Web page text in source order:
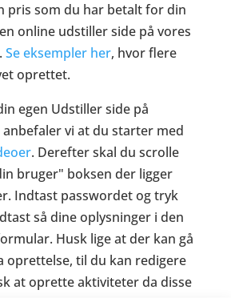
pris som du har betalt for din
online udstiller side på vores
Se eksempler her, hvor flere
oprettet.
egen Udstiller side på
vi at du starter med
. Derefter skal du scrolle
bruger" boksen der ligger
Indtast passwordet og tryk
så dine oplysninger i den
Husk lige at der kan gå
oprettelse, til du kan redigere
at oprette aktiviteter da disse